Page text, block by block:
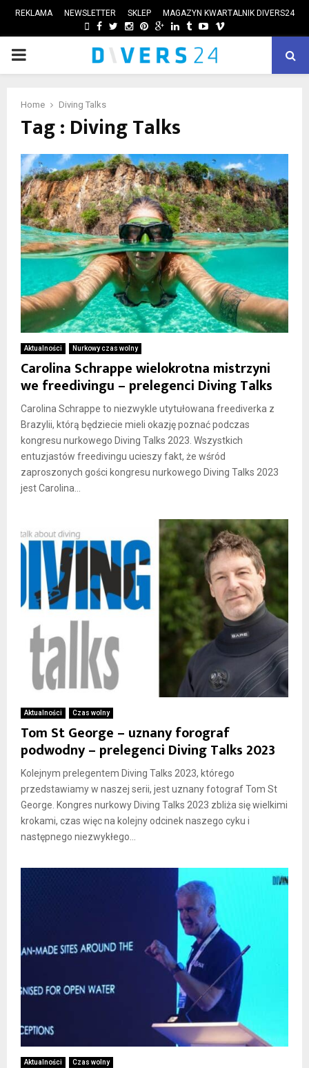
REKLAMA NEWSLETTER SKLEP MAGAZYN KWARTALNIK DIVERS24
FACEBOOK
TWITTER
INSTAGRAM
PINTEREST
GOOGLE
LINKEDIN
TUMBLRYOUTUBE
VIMEO
PRIMARY
Home Diving Talks
Tag : Diving Talks
Aktualności Nurkowy czas wolny
Carolina Schrappe wielokrotna mistrzyni
we freedivingu – prelegenci Diving Talks
Carolina Schrappe to niezwykle utytułowana freediverka z
Brazylii, którą będziecie mieli okazję poznać podczas
kongresu nurkowego Diving Talks 2023. Wszystkich
entuzjastów freedivingu ucieszy fakt, że wśród
zaproszonych gości kongresu nurkowego Diving Talks 2023
jest Carolina...
Aktualności Czas wolny
Tom St George – uznany forograf
podwodny – prelegenci Diving Talks 2023
Kolejnym prelegentem Diving Talks 2023, którego
przedstawiamy w naszej serii, jest uznany fotograf Tom St
George. Kongres nurkowy Diving Talks 2023 zbliża się wielkimi
krokami, czas więc na kolejny odcinek naszego cyku i
następnego niezwykłego...
Aktualności Czas wolny